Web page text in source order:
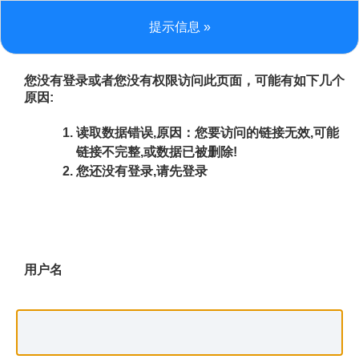
提示信息 »
您没有登录或者您没有权限访问此页面，可能有如下几个
原因:
读取数据错误,原因：您要访问的链接无效,可能
链接不完整,或数据已被删除!
您还没有登录,请先登录
用户名